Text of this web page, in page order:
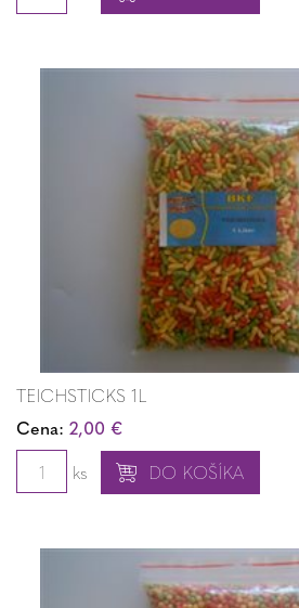
TEICHSTICKS 1L
Cena: 2,00 €
ks
DO KOŠÍKA